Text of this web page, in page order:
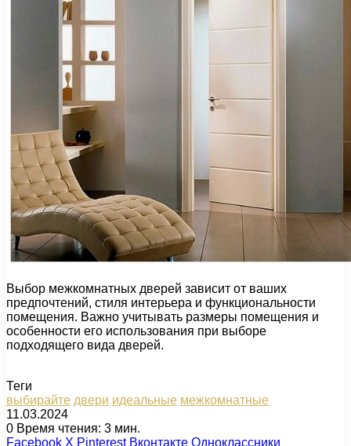
Выбор межкомнатных дверей зависит от ваших
предпочтений, стиля интерьера и функциональности
помещения. Важно учитывать размеры помещения и
особенности его использования при выборе
подходящего вида дверей.
Теги
выбирайте двери идеальные межкомнатные
11.03.2024
0 Время чтения: 3 мин.
Facebook X Pinterest Вконтакте Одноклассники